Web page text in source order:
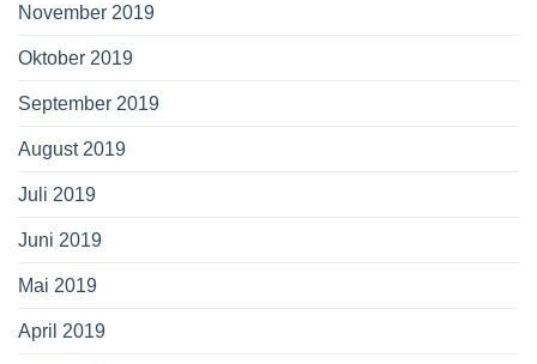
November 2019
Oktober 2019
September 2019
August 2019
Juli 2019
Juni 2019
Mai 2019
April 2019